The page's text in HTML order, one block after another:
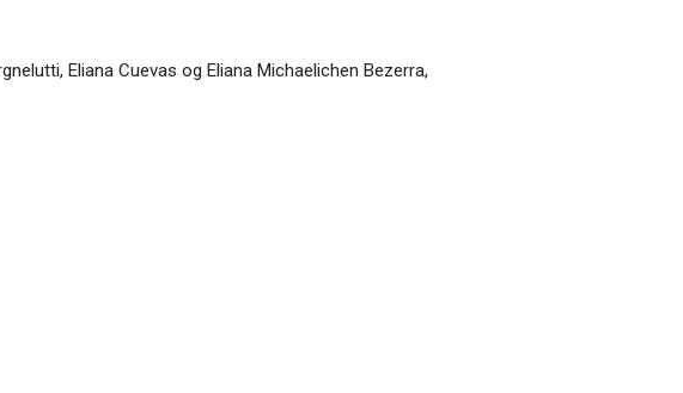
Eliana Cuevas og Eliana Michaelichen Bezerra,